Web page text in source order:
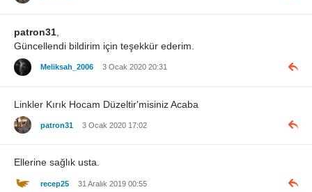
patron31
Güncellendi bildirim için teşekkür ederim.
Meliksah_2006 3 Ocak 2020 20:31
Linkler Kırık Hocam Düzeltir'misiniz Acaba
patron31 3 Ocak 2020 17:02
Ellerine sağlık usta.
recep25 31 Aralık 2019 00:55